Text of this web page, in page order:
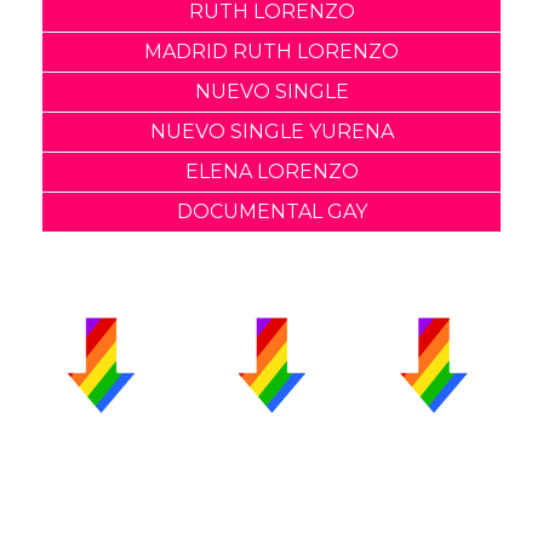
RUTH LORENZO
MADRID RUTH LORENZO
NUEVO SINGLE
NUEVO SINGLE YURENA
ELENA LORENZO
DOCUMENTAL GAY